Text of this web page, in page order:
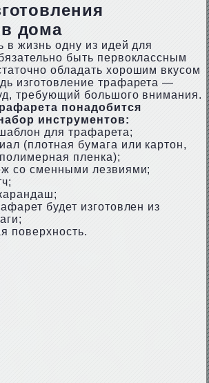
дома
в жизнь одну из идей для
быть первоклассным
обладать хорошим вкусом
изготовление трафарета —
требующий большого внимания.
понадобится
инструментов:
для трафарета;
(плотная бумага или картон,
пленка);
со сменными лезвиями;
будет изготовлен из
поверхность.